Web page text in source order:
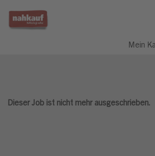
Mein
Dieser Job ist nicht mehr ausgeschrieben.